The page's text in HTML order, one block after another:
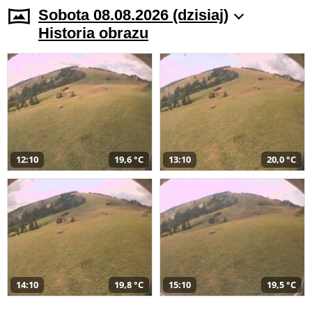
Sobota 08.08.2026 (dzisiaj)
Historia obrazu
12:10 19,6 °C 13:10 20,0 °C
14:10 19,8 °C 15:10 19,5 °C